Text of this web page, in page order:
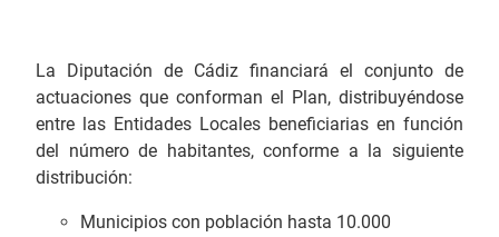
La Diputación de Cádiz financiará el conjunto de
actuaciones que conforman el Plan, distribuyéndose
entre las Entidades Locales beneficiarias en función
del número de habitantes, conforme a la siguiente
distribución:
Municipios con población hasta 10.000